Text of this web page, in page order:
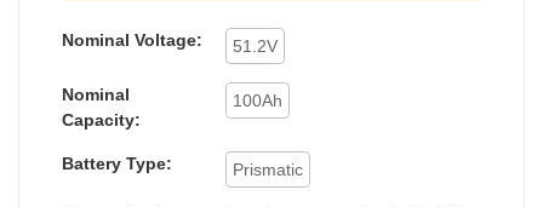
Nominal Voltage: 51.2V
Nominal
Capacity:
100Ah
Battery Type: Prismatic